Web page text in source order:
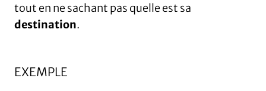
tout en ne sachant pas quelle est sa
destination.
EXEMPLE